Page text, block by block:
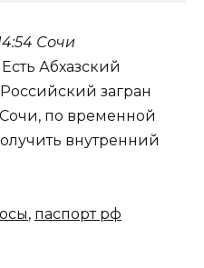
Сочи
Абхазский
загран
по временной
внутренний
, паспорт рф